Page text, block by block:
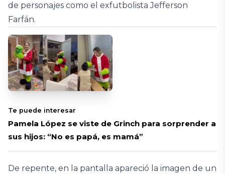
de personajes como el exfutbolista Jefferson
Farfán.
Te puede interesar
Pamela López se viste de Grinch para sorprender a
sus hijos: “No es papá, es mamá”
De repente, en la pantalla apareció la imagen de un